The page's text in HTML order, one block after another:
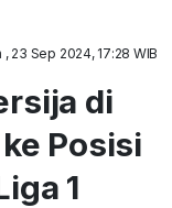
, 23 Sep 2024, 17:28 WIB
di
Posisi
1